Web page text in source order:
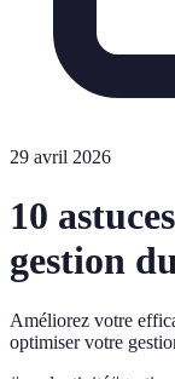
29 avril 2026
10
gestion
Améliorez votre
optimiser votre